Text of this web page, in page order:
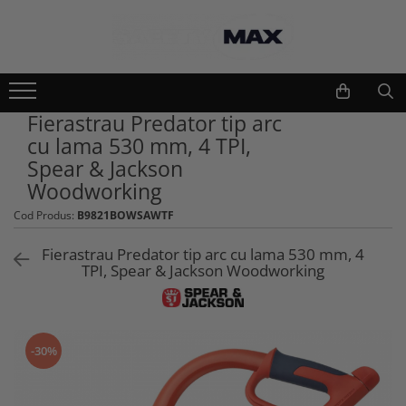
Imbracaminte lucru
Geci
Camasi
Bluze si hanorace
Tricouri
Caciuli si gulere
Pantaloni si salopete
Pelerine
Base layers
Incaltaminte protectie
Pantofi si ghete protectie
Unelte gradinarit
Atomizoare si stropitori
Cultivatoare
Seturi unelte gradinarit
Plantatoare
Foarfeci gradinarit
Macete si seceri
Sere si paturi
Unelte constructii
Fierastrau Predator tip arc
cu lama 530 mm, 4 TPI,
Spear & Jackson
Woodworking
Cod Produs: B9821BOWSAWTF
Fierastrau Predator tip arc cu lama 530 mm, 4
TPI, Spear & Jackson Woodworking
-30%